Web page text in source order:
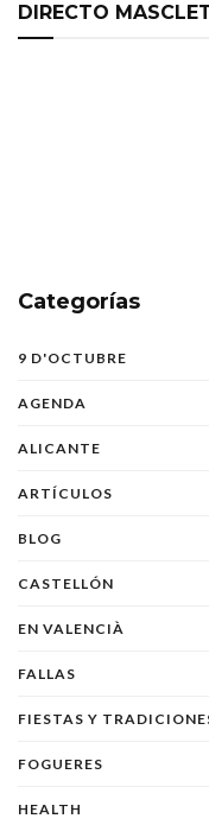
DIRECTO
Categorías
9 D'OCTUBRE
AGENDA
ALICANTE
ARTÍCULOS
BLOG
CASTELLÓN
EN VALENCIÀ
FALLAS
FIESTAS Y
FOGUERES
HEALTH